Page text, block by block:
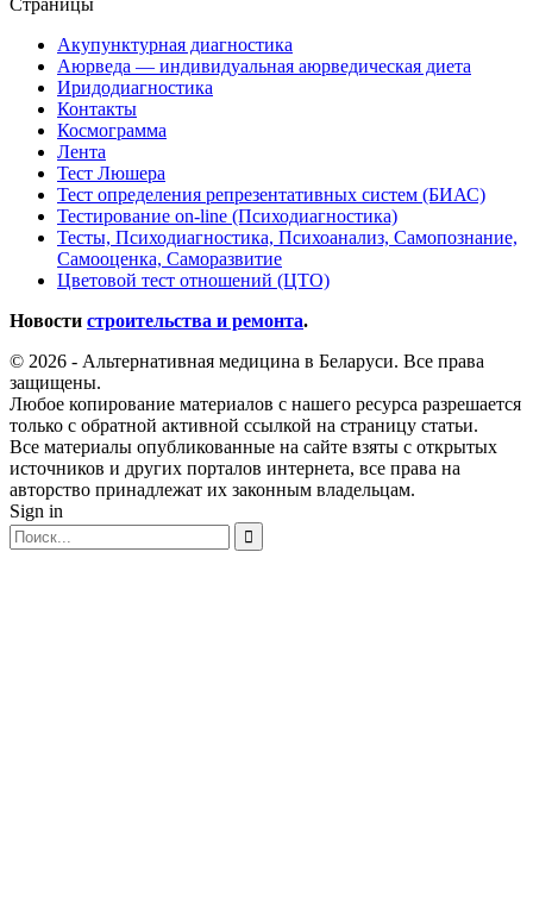
Акупунктурная диагностика
Аюрведа — индивидуальная аюрведическая диета
Иридодиагностика
Контакты
Космограмма
Лента
Тест Люшера
Тест определения репрезентативных систем (БИАС)
Тестирование on-line (Психодиагностика)
Тесты, Психодиагностика, Психоанализ, Самопознание,
Самооценка, Саморазвитие
Цветовой тест отношений (ЦТО)
Новости строительства и ремонта.
© 2026 - Альтернативная медицина в Беларуси. Все права
защищены.
Любое копирование материалов с нашего ресурса разрешается
только с обратной активной ссылкой на страницу статьи.
Все материалы опубликованные на сайте взяты с открытых
источников и других порталов интернета, все права на
авторство принадлежат их законным владельцам.
Sign in